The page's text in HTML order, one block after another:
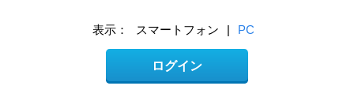
表示： スマートフォン | PC
ログイン